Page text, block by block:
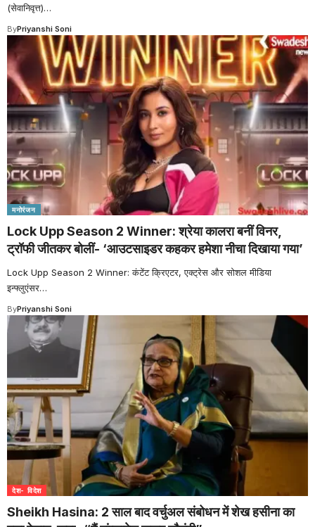
(सेवानिवृत्त)…
ByPriyanshi Soni
मनोरंजन
Lock Upp Season 2 Winner: श्रेया कालरा बनीं विनर,
ट्रॉफी जीतकर बोलीं- ‘आउटसाइडर कहकर हमेशा नीचा दिखाया गया’
Lock Upp Season 2 Winner: कंटेंट क्रिएटर, एक्ट्रेस और सोशल मीडिया
इन्फ्लुएंसर…
ByPriyanshi Soni
देश- विदेश
Sheikh Hasina: 2 साल बाद वर्चुअल संबोधन में शेख हसीना का